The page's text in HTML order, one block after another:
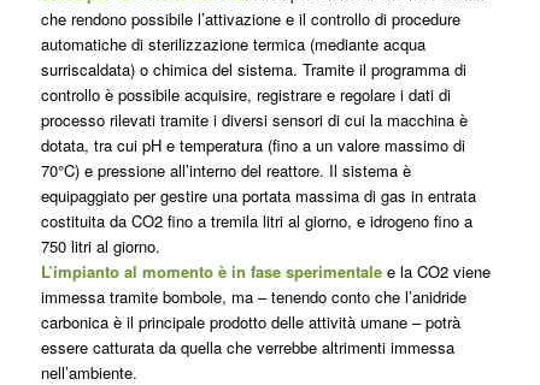
che rendono possibile l’attivazione e il controllo di procedure
automatiche di sterilizzazione termica (mediante acqua
surriscaldata) o chimica del sistema. Tramite il programma di
controllo è possibile acquisire, registrare e regolare i dati di
processo rilevati tramite i diversi sensori di cui la macchina è
dotata, tra cui pH e temperatura (fino a un valore massimo di
70°C) e pressione all’interno del reattore. Il sistema è
equipaggiato per gestire una portata massima di gas in entrata
costituita da CO2 fino a tremila litri al giorno, e idrogeno fino a
750 litri al giorno.
L’impianto al momento è in fase sperimentalee la CO2 viene
immessa tramite bombole, ma – tenendo conto che l’anidride
carbonica è il principale prodotto delle attività umane – potrà
essere catturata da quella che verrebbe altrimenti immessa
nell’ambiente.